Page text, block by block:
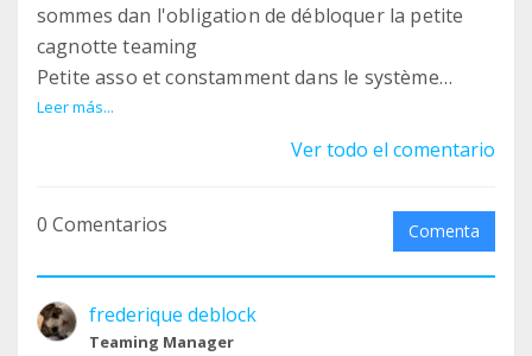
sommes dan l'obligation de débloquer la petite
cagnotte teaming
Petite asso et constamment dans le système
débrouille, cela devient très éprouvant et
Leer más...
Ver todo el comentario
0 Comentarios Comenta
frederique deblock
Teaming Manager